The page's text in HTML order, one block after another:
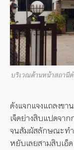
บริเวณด้านหน้าสถานี
ดังแจกแจงแถลงข
เจ็ดย่างสิบแปดจา
จนสัมผัสลักษณะทำ
หยับเลยสามสิบเอ็ด